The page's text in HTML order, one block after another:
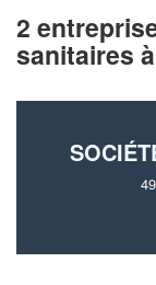
2
sanitaires